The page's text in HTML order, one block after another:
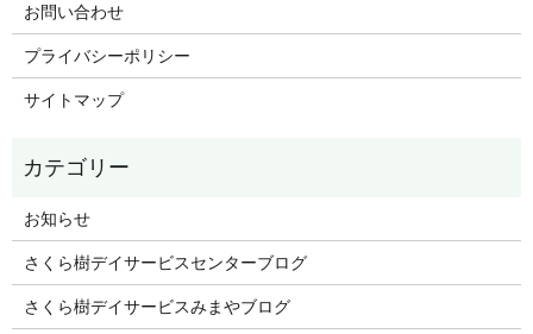
お問い合わせ
プライバシーポリシー
サイトマップ
お知らせ
さくら樹デイサービスセンターブログ
さくら樹デイサービスみまやブログ